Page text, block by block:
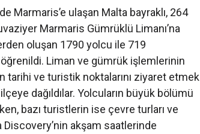
Marmaris’e ulaşan Malta bayraklı, 264
Marmaris Gümrüklü Limanı’na
oluşan 1790 yolcu ile 719
Liman ve gümrük işlemlerinin
tarihi ve turistik noktalarını ziyaret etmek
dağıldılar. Yolcuların büyük bölümü
bazı turistlerin ise çevre turları ve
Discovery’nin akşam saatlerinde